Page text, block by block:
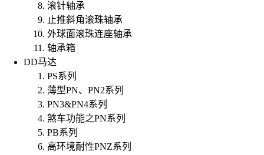
滚针轴承
止推斜角滚珠轴承
外球面滚珠连座轴承
轴承箱
DD马达
PS系列
薄型PN、PN2系列
PN3&PN4系列
煞车功能之PN系列
PB系列
高环境耐性PNZ系列